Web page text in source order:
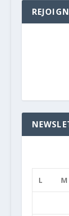
L M